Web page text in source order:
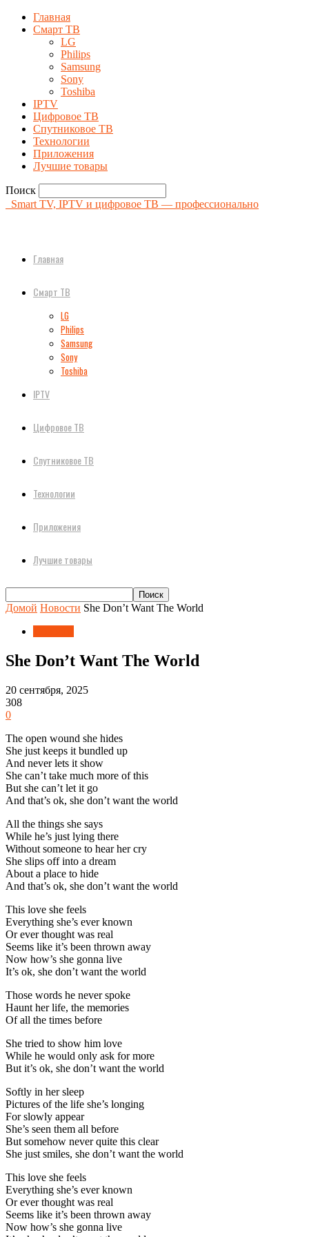
Главная
Смарт ТВ
LG
Philips
Samsung
Sony
Toshiba
IPTV
Цифровое ТВ
Спутниковое ТВ
Технологии
Приложения
Лучшие товары
Поиск
Smart TV, IPTV и цифровое ТВ — профессионально
Главная
Смарт ТВ
LG
Philips
Samsung
Sony
Toshiba
IPTV
Цифровое ТВ
Спутниковое ТВ
Технологии
Приложения
Лучшие товары
Домой Новости She Don’t Want The World
She Don’t Want The World
20 сентября, 2025
308
0
The open wound she hides
She just keeps it bundled up
And never lets it show
She can’t take much more of this
But she can’t let it go
And that’s ok, she don’t want the world
All the things she says
While he’s just lying there
Without someone to hear her cry
She slips off into a dream
About a place to hide
And that’s ok, she don’t want the world
This love she feels
Everything she’s ever known
Or ever thought was real
Seems like it’s been thrown away
Now how’s she gonna live
It’s ok, she don’t want the world
Those words he never spoke
Haunt her life, the memories
Of all the times before
She tried to show him love
While he would only ask for more
But it’s ok, she don’t want the world
Softly in her sleep
Pictures of the life she’s longing
For slowly appear
She’s seen them all before
But somehow never quite this clear
She just smiles, she don’t want the world
This love she feels
Everything she’s ever known
Or ever thought was real
Seems like it’s been thrown away
Now how’s she gonna live